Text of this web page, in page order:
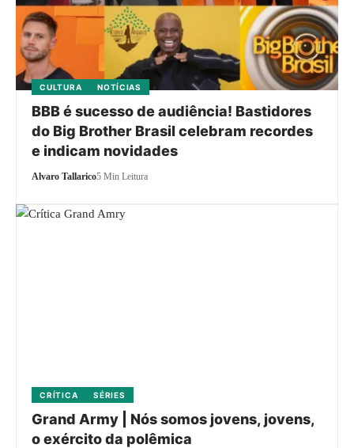
CULTURA NOTÍCIAS
BBB é sucesso de audiência! Bastidores
do Big Brother Brasil celebram recordes
e indicam novidades
Alvaro Tallarico5 Min Leitura
CRÍTICA SÉRIES
Grand Army | Nós somos jovens, jovens,
o exército da polêmica